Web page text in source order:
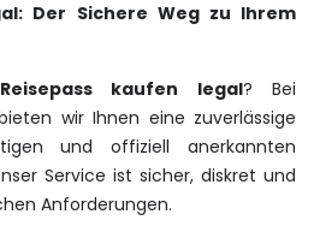
Der Sichere Weg zu Ihrem
Reisepass kaufen legal? Bei
wir Ihnen eine zuverlässige
und offiziell anerkannten
Service ist sicher, diskret und
Anforderungen.